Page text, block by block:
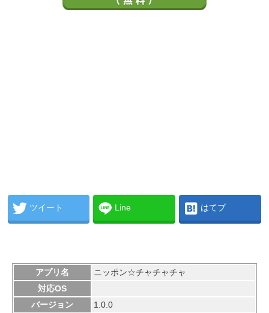
ツイート Line はてブ
アプリ名
ニッポン☆チャチャチャ
対応OS
バージョン
1.0.0